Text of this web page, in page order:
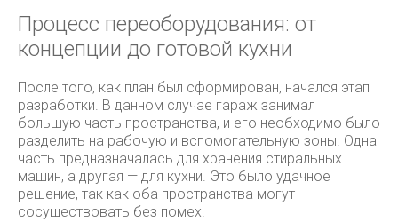
Процесс переоборудования: от
концепции до готовой кухни
После того, как план был сформирован, начался этап
разработки. В данном случае гараж занимал
большую часть пространства, и его необходимо было
разделить на рабочую и вспомогательную зоны. Одна
часть предназначалась для хранения стиральных
машин, а другая — для кухни. Это было удачное
решение, так как оба пространства могут
сосуществовать без помех.